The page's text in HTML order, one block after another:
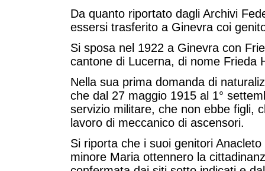
Da quanto riportato dagli Archivi
essersi trasferito a Ginevra coi
Si sposa nel 1922 a Ginevra con
cantone di Lucerna, di nome Frieda
Nella sua prima domanda di
che dal 27 maggio 1915 al 1°
servizio militare, che non ebbe figli,
lavoro di meccanico di ascensori.
Si riporta che i suoi genitori
minore Maria ottennero la